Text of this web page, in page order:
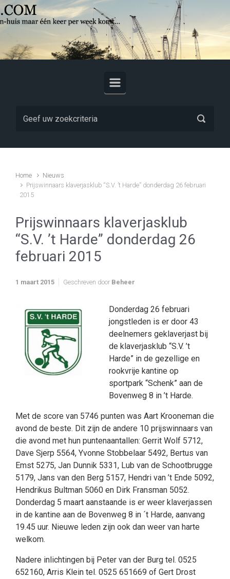
Skip to main content
Home
Nieuws
Prijswinnaars klaverjasklub “S.V. ’t Harde” donderdag 26 februari
2015
Prijswinnaars klaverjasklub
“S.V. ’t Harde” donderdag 26
februari 2015
1 maart 2015 Geschreven door Beheer
Donderdag 26 februari
jongstleden is er door 43
deelnemers geklaverjast bij
de klaverjasklub “S.V. ’t
Harde” in de gezellige en
rookvrije kantine op
sportpark “Schenk” aan de
Bovenweg 8 in ’t Harde.
Met de score van 5746 punten was Aart Krooneman die
avond de beste. Dit zijn de andere 10 prijswinnaars van
die avond met hun puntenaantallen: Gerrit Wolf 5712,
Dave Sjerp 5564, Yvonne Stobbelaar 5492, Bertus van
Emst 5275, Jan Dunnik 5331, Lub van de Schootbrugge
5179, Jans van den Berg 5157, Hendri van ’t Ende 5092,
Hendrikus Bultman 5060 en Dirk Fransman 5052.
Donderdag 5 maart aanstaande is er weer klaverjassen
in de kantine aan de Bovenweg 8 in ´t Harde, aanvang
19.45 uur. Nieuwe leden zijn ook dan weer van harte
welkom.
Nadere inlichtingen bij Peter van der Burg tel. 0525
652160, Arris Klein tel. 0525 651669 of Gert Drost